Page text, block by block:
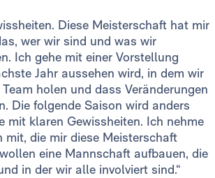
Diese Meisterschaft hat mir
wer wir sind und was wir
Ich gehe mit einer Vorstellung
Jahr aussehen wird, in dem wir
holen und dass Veränderungen
Die folgende Saison wird anders
mit klaren Gewissheiten. Ich nehme
mit, die mir diese Meisterschaft
eine Mannschaft aufbauen, die
in der wir alle involviert sind.“